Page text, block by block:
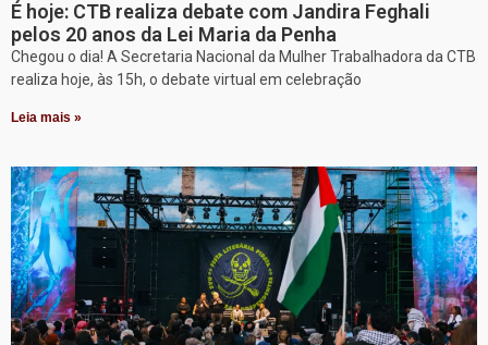
É hoje: CTB realiza debate com Jandira Feghali
pelos 20 anos da Lei Maria da Penha
Chegou o dia! A Secretaria Nacional da Mulher Trabalhadora da CTB
realiza hoje, às 15h, o debate virtual em celebração
Leia mais »